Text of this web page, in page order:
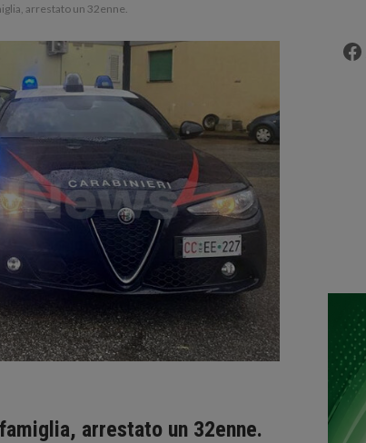
arrestato un 32enne.
arrestato un 32enne.